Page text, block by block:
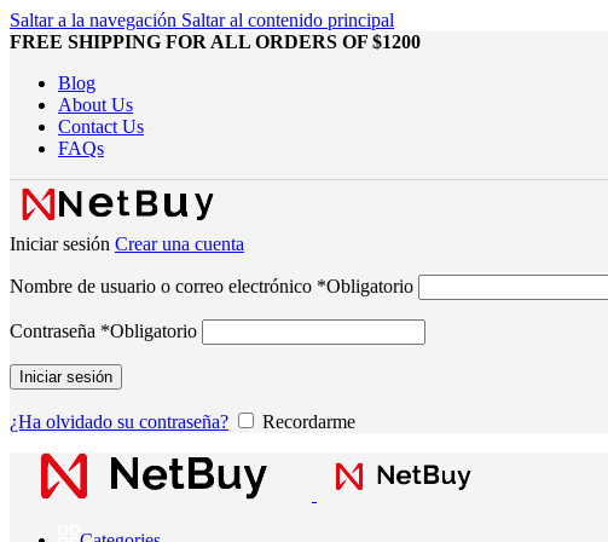
Saltar a la navegación Saltar al contenido principal
FREE SHIPPING FOR ALL ORDERS OF $1200
Blog
About Us
Contact Us
FAQs
Iniciar sesión Crear una cuenta
Nombre de usuario o correo electrónico *Obligatorio
Contraseña *Obligatorio
Iniciar sesión
¿Ha olvidado su contraseña? Recordarme